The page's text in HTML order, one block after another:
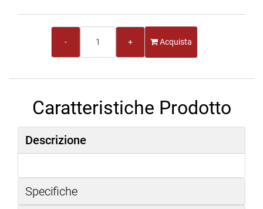
Acquista
Caratteristiche Prodotto
Descrizione
Specifiche